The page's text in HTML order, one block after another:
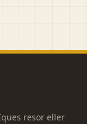
resor eller